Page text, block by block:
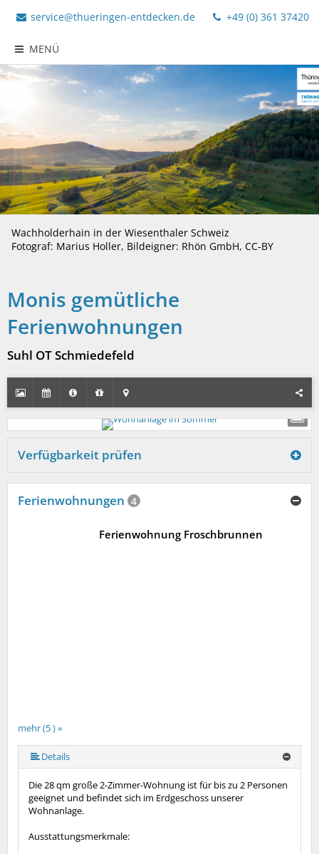
service@thueringen-entdecken.de +49 (0) 361 37420
MENÜ
Wachholderhain in der Wiesenthaler Schweiz
Fotograf: Marius Holler, Bildeigner: Rhön GmbH, CC-BY
Monis gemütliche
Ferienwohnungen
Suhl OT Schmiedefeld
Verfügbarkeit prüfen
Ferienwohnungen 4
mehr (5 ) »
mehr (5 ) »
Ferienwohnung Froschbrunnen
Details
Die 28 qm große 2-Zimmer-Wohnung ist für bis zu 2 Personen
geeignet und befindet sich im Erdgeschoss unserer
Wohnanlage.
Ausstattungsmerkmale: